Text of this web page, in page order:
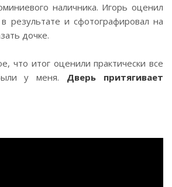
наличника. Игорь оценил
результате и сфотографировал на
дочке.
что итог оценили практически все
у меня. Дверь притягивает